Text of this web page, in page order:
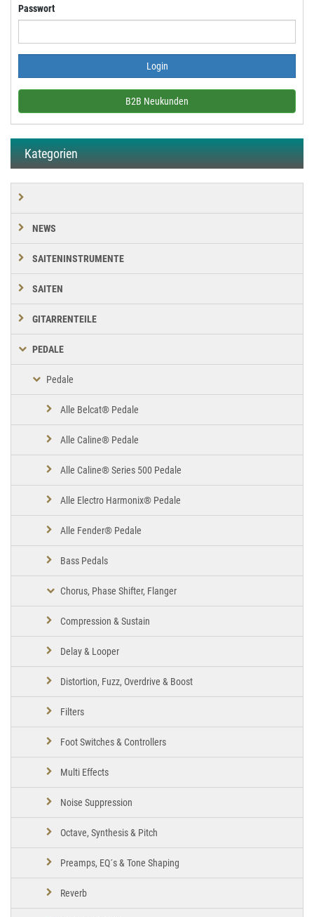
Passwort
B2B Neukunden
Kategorien
NEWS
SAITENINSTRUMENTE
SAITEN
GITARRENTEILE
PEDALE
Pedale
Alle Belcat® Pedale
Alle Caline® Pedale
Alle Caline® Series 500 Pedale
Alle Electro Harmonix® Pedale
Alle Fender® Pedale
Bass Pedals
Chorus, Phase Shifter, Flanger
Compression & Sustain
Delay & Looper
Distortion, Fuzz, Overdrive & Boost
Filters
Foot Switches & Controllers
Multi Effects
Noise Suppression
Octave, Synthesis & Pitch
Preamps, EQ´s & Tone Shaping
Reverb